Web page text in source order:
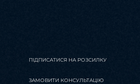
ПІДПИСАТИСЯ НА РОЗСИЛКУ
ЗАМОВИТИ КОНСУЛЬТАЦІЮ